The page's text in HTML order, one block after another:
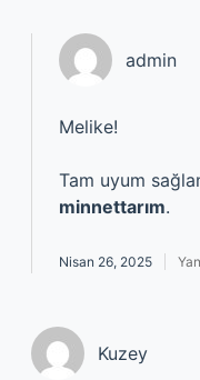
admin
Melike!
Tam uyum
minnettarım.
Nisan 26, 2025
Kuzey